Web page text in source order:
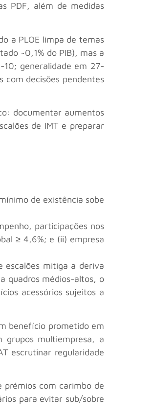
PDF, além de medidas
a PLOE limpa de temas
~0,1% do PIB), mas a
10; generalidade em 27-
com decisões pendentes
documentar aumentos
de IMT e preparar
de existência sobe
participações nos
≥ 4,6%; e (ii) empresa
escalões mitiga a deriva
quadros médios-altos, o
acessórios sujeitos a
benefício prometido em
grupos multiempresa, a
escrutinar regularidade
com carimbo de
para evitar sub/sobre